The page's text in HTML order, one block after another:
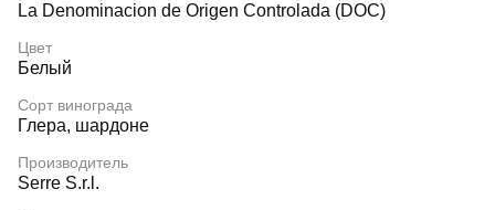
La Denominaсion de Origen Controlada (DOC)
Цвет
Белый
Сорт винограда
Глера, шардоне
Производитель
Serre S.r.l.